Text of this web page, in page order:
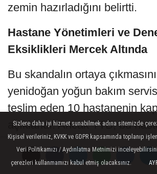
zemin hazırladığını belirtti.
Hastane Yönetimleri ve
Eksiklikleri Mercek Altında
Bu skandalın ortaya
yenidoğan yoğun bakım
teslim eden 10 hastanenin
açıklandı. Ancak TTB, bu
özveriyle çalışan sağlık
kalmasının kabul edilemez
Sizlere daha iyi hizmet sunabilmek adına sitemizde
Kişisel verileriniz, KVKK ve GDPR kapsamında toplanıp
Veri Politikamızı / Aydınlatma Metnimizi
çerezleri kullanmamızı kabul etmiş olacaksınız.